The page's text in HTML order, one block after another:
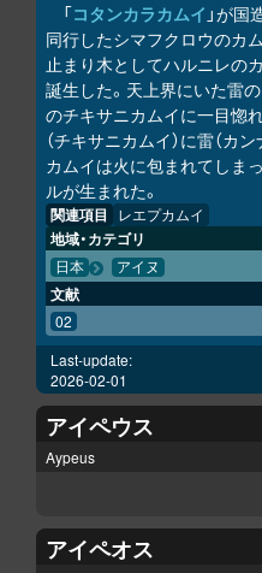
「コタンカラ カムイ 」が
同行したシマフクロウのカ
止まり木としてハルニレの
誕生した。天上界にいた雷
のチキサニカムイに一目惚
（チキサニカムイ）に雷（カ
カムイは火に包まれてしま
ルが生まれた。
関連項目 レエプカムイ
地域・カテゴリ
日本 アイヌ
文献
02
Last-update:
2026-02-01
アイペウス
Aypeus
アイペオス